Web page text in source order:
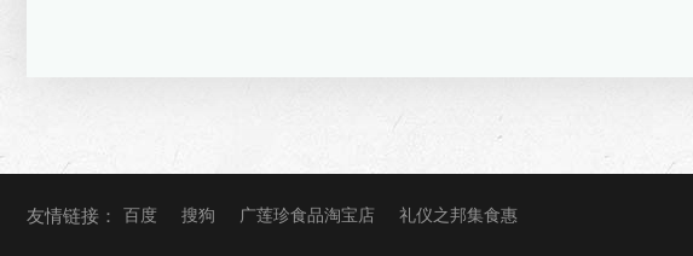
友情链接： 百度 搜狗 广莲珍食品淘宝店 礼仪之邦集食惠